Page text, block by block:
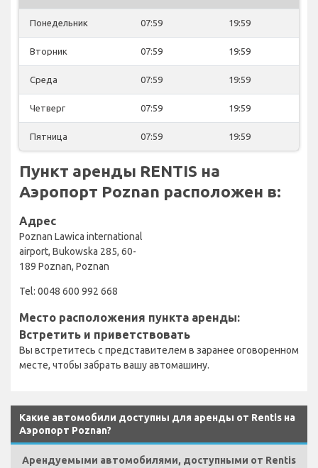
Понедельник 07:59 19:59
Вторник 07:59 19:59
Среда 07:59 19:59
Четверг 07:59 19:59
Пятница 07:59 19:59
Пункт аренды RENTIS на
Аэропорт Poznan расположен в:
Адрес
Poznan Lawica international
airport, Bukowska 285, 60-
189 Poznan, Poznan
Tel: 0048 600 992 668
Место расположения пункта аренды:
Встретить и приветствовать
Вы встретитесь с представителем в заранее оговоренном
месте, чтобы забрать вашу автомашину.
Какие автомобили доступны для аренды от Rentis на
Аэропорт Poznan?
Арендуемыми автомобилями, доступными от Rentis